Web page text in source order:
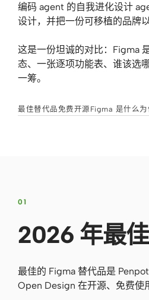
编码 agent 的自我进化设计
设计，并把一份可移植的品牌
这是一份坦诚的对比：Figma
态、一张逐项功能表、谁该选
一筹。
最佳替代品免费开源 Figma 是什么
01
2026 年最
最佳的 Figma 替代品是
Open Design 在开源、免费使